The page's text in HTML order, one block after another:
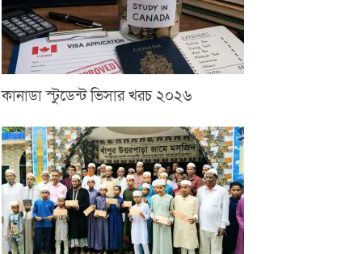
কানাডা স্টুডেন্ট ভিসার খরচ ২০২৬